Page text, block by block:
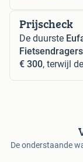
Prijscheck
De duurste
Fietsendragers
€ 300, terwijl
De onderstaande